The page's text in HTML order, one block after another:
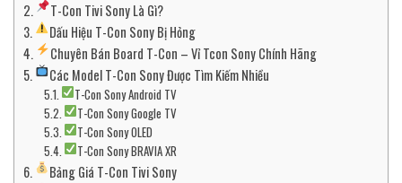
T-Con Tivi Sony Là Gì?
Dấu Hiệu T-Con Sony Bị Hỏng
Chuyên Bán Board T-Con – Vỉ Tcon Sony Chính Hãng
Các Model T-Con Sony Được Tìm Kiếm Nhiều
T-Con Sony Android TV
T-Con Sony Google TV
T-Con Sony OLED
T-Con Sony BRAVIA XR
Bảng Giá T-Con Tivi Sony